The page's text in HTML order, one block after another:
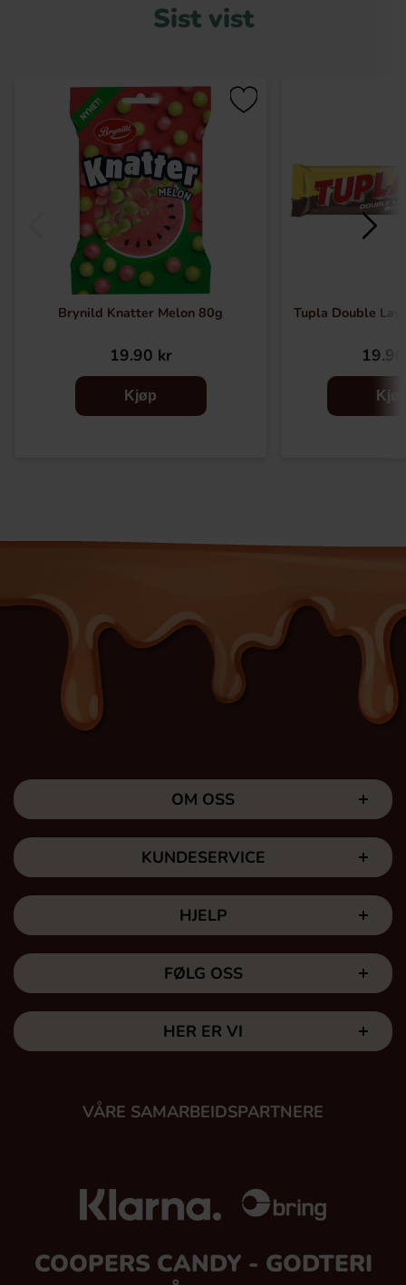
Sist vist
Brynild Knatter Melon 80g
19.90 kr
Kjøp
Tupla Double
OM OSS
KUNDESERVICE
HJELP
FØLG OSS
HER ER VI
VÅRE SAMARBEIDSPARTNERE
COOPERS CANDY - GODTERI